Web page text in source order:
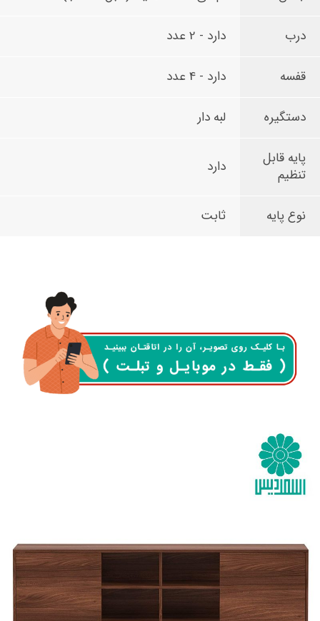
درب دارد - 2 عدد
قفسه دارد - 4 عدد
دستگیره لبه دار
پایه قابل
تنظیم
دارد
نوع پایه ثابت